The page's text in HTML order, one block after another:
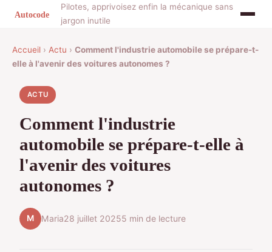
Pilotes, apprivoisez enfin la mécanique sans
jargon inutile
Accueil › Actu › Comment l'industrie automobile se prépare-t-
elle à l'avenir des voitures autonomes ?
ACTU
Comment l'industrie
automobile se prépare-t-elle à
l'avenir des voitures
autonomes ?
M Maria28 juillet 20255 min de lecture